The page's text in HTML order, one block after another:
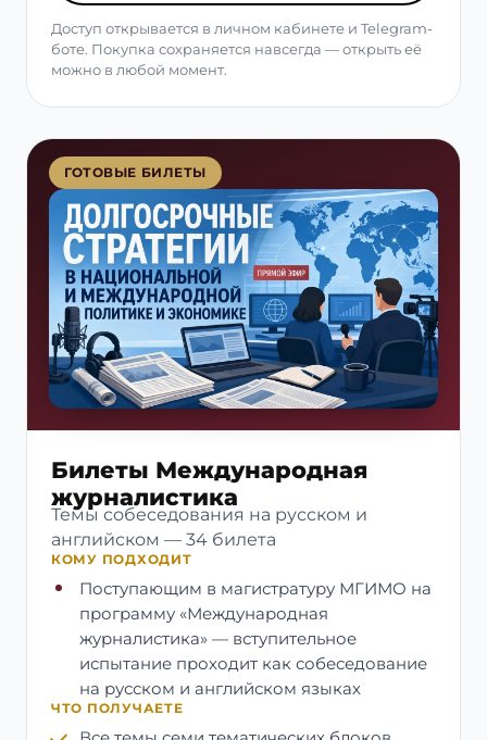
Доступ открывается в личном кабинете и Telegram-
боте. Покупка сохраняется навсегда — открыть её
можно в любой момент.
ГОТОВЫЕ БИЛЕТЫ
Билеты Международная
журналистика
Темы собеседования на русском и
английском — 34 билета
КОМУ ПОДХОДИТ
Поступающим в магистратуру МГИМО на
программу «Международная
журналистика» — вступительное
испытание проходит как собеседование
на русском и английском языках
ЧТО ПОЛУЧАЕТЕ